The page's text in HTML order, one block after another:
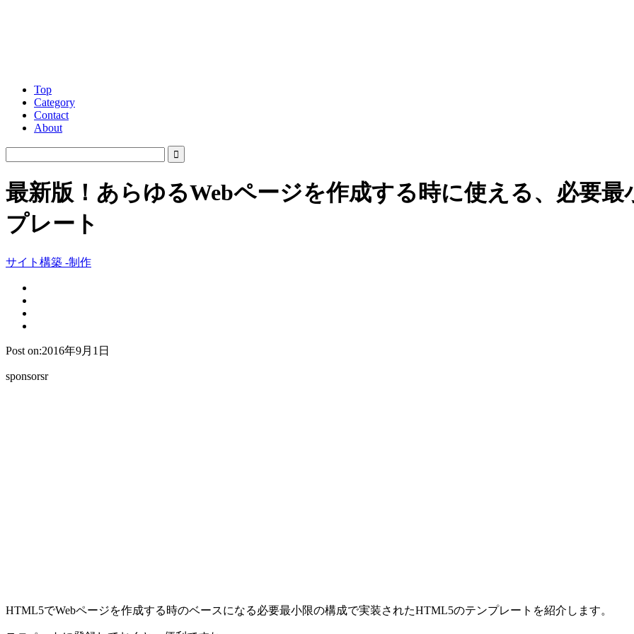
Top
Category
Contact
About
最新版！あらゆるWebページを作成する時に使える、必要
プレート
サイト構築 -制作
Post on:2016年9月1日
sponsorsr
HTML5でWebページを作成する時のベースになる必要最小限の構成で実装されたHTML5のテンプレートを紹介します。